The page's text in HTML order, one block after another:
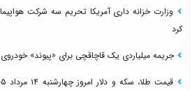
وزارت خزانه داری آمریکا تحریم سه شرکت
کرد
جریمه میلیاردی یک قاچاقچی برای «پیوند»